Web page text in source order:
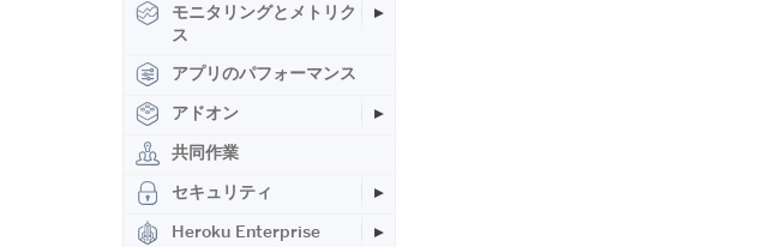
モニタリングとメトリク
ス
アプリのパフォーマンス
アドオン
共同作業
セキュリティ
Heroku Enterprise